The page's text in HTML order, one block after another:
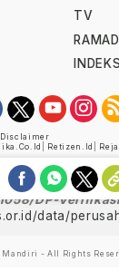
TV
INDEKS
Disclaimer
Retizen.id
oleh
DP-
data/
- All Rights